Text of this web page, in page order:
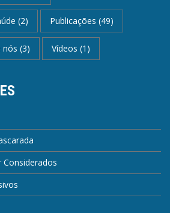
(2) Publicações (49)
nós (3) Vídeos (1)